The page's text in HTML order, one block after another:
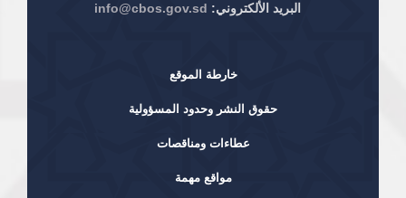
البريد الألكتروني: info@cbos.gov.sd
خارطة الموقع
حقوق النشر وحدود المسؤولية
عطاءات ومناقصات
مواقع مهمة